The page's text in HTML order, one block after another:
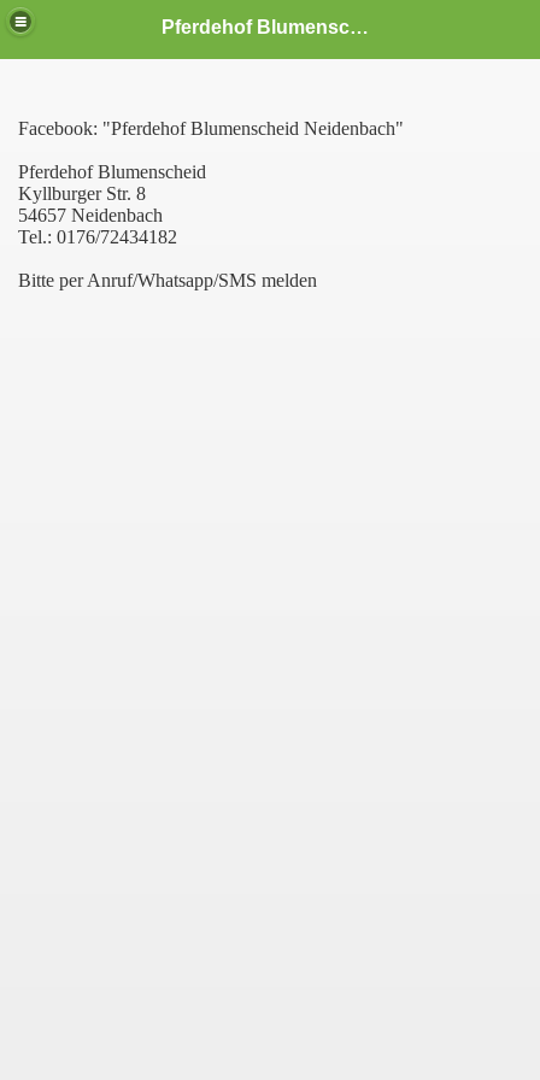
Pferdehof Blumenscheid
Facebook: "Pferdehof Blumenscheid Neidenbach"
Pferdehof Blumenscheid
Kyllburger Str. 8
54657 Neidenbach
Tel.: 0176/72434182
Bitte per Anruf/Whatsapp/SMS melden